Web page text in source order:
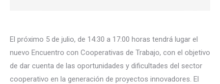
El próximo 5 de julio, de 14:30 a 17:00 horas tendrá lugar el
nuevo Encuentro con Cooperativas de Trabajo, con el objetivo
de dar cuenta de las oportunidades y dificultades del sector
cooperativo en la generación de proyectos innovadores. El